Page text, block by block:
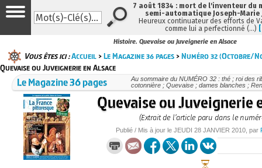
Histoire. Quevaise ou Juveignerie en Alsace
Vous êtes ici :Accueil >Le Magazine 36 pages >Numéro 32 (Octobre/
Quevaise ou Juveignerie en Alsace
Le Magazine 36 pages
Au sommaire du NUMÉRO 32 : thé ; roi des
cotonnière ; Quevaise ; dames blanches ;
Quevaise ou Juveignerie
(Extrait de l’article paru dans le
Publié / Mis à jour leJEUDI 28 JANVIER 2010 , par
7 août 1834 : mort de l'inventeur du
semi-automatique Joseph-Marie
Heureux continuateur des efforts de
comme lui a perfectionné (…)